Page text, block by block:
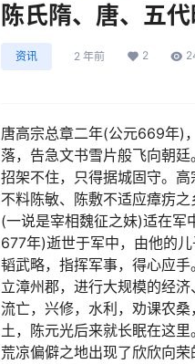
陈氏隋、唐、五代
资讯 2 年前 2
唐高宗总章二年(公元669年)
落，告急文书雪片般飞向朝
招架不住，只得据城固守。
不料陈敏、陈敷不适应瘴疠
(一说是宰相魏征之妹)适在军
677年)逝世于军中，由他的
韬武略，指挥军事，得心应
立漳州郡，进行大规模的经
流亡，兴修，水利，劝课农
土，陈元光后来就长眠在这
荒凉偏僻之地出现了欣欣向